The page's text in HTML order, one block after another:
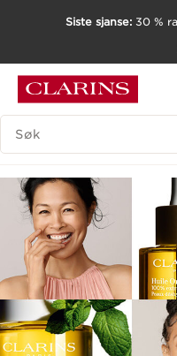
HOPP TIL INNHOLD
GÅ TIL BUNNTEKST
Siste sjanse: 30 %
SØK FORKLARING